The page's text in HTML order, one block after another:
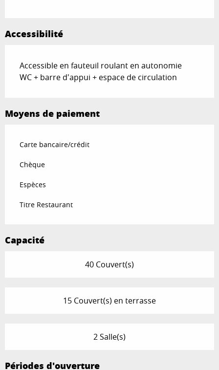
Accessibilité
Accessible en fauteuil roulant en autonomie
WC + barre d'appui + espace de circulation
Moyens de paiement
Carte bancaire/crédit
Chèque
Espèces
Titre Restaurant
Capacité
40 Couvert(s)
15 Couvert(s) en terrasse
2 Salle(s)
Périodes d'ouverture